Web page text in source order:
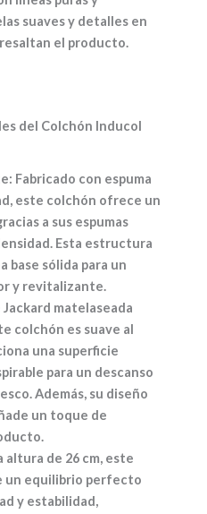
suaves y detalles en
el producto.
del Colchón Inducol
Fabricado con espuma
este colchón ofrece un
a sus espumas
Esta estructura
base sólida para un
y revitalizante.
Jackard matelaseada
colchón es suave al
una superficie
para un descanso
Además, su diseño
un toque de
altura de 26 cm, este
un equilibrio perfecto
y estabilidad,